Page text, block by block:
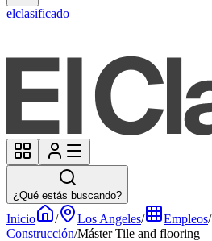
elclasificado
¿Qué estás buscando?
Inicio / Los Angeles/ Empleos/
Construcción/Máster Tile and flooring